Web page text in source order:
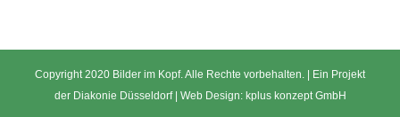
Copyright 2020 Bilder im Kopf. Alle Rechte vorbehalten. | Ein Projekt
der Diakonie Düsseldorf | Web Design: kplus konzept GmbH